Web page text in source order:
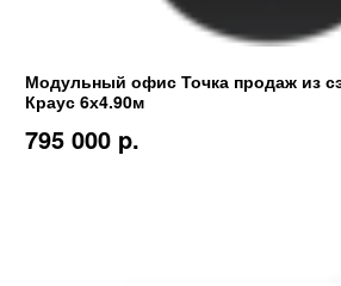
Модульный офис Точка продаж из
Краус 6х4.90м
795 000 p.